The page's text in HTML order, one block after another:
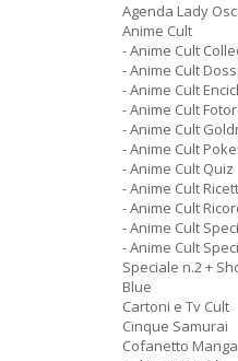
Agenda Lady
Anime Cult
- Anime Cult
- Anime Cult
- Anime Cult
- Anime Cult
- Anime Cult
- Anime Cult
- Anime Cult Quiz
- Anime Cult
- Anime Cult
- Anime Cult
- Anime Cult
Speciale n.2 +
Blue
Cartoni e Tv Cult
Cinque Samurai
Cofanetto